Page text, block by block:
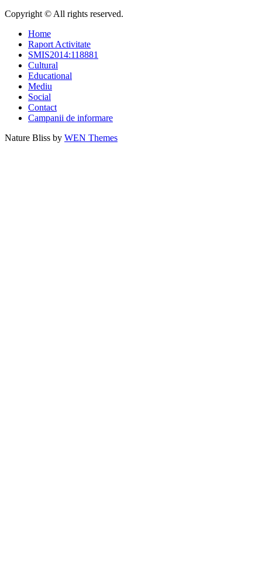
Copyright © All rights reserved.
Home
Raport Activitate
SMIS2014:118881
Cultural
Educational
Mediu
Social
Contact
Campanii de informare
Nature Bliss by WEN Themes